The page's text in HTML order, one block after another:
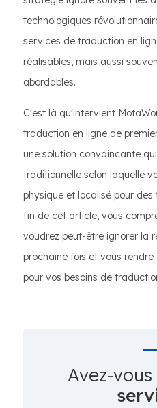
technologiques
services de traduction en
réalisables, mais aussi
abordables.
C'est là qu'intervient
traduction en ligne de
une solution convaincante
traditionnelle selon laquelle
physique et localisé pour
fin de cet article, vous
voudrez peut-être ignorer la
prochaine fois et vous
pour vos besoins de
Avez-